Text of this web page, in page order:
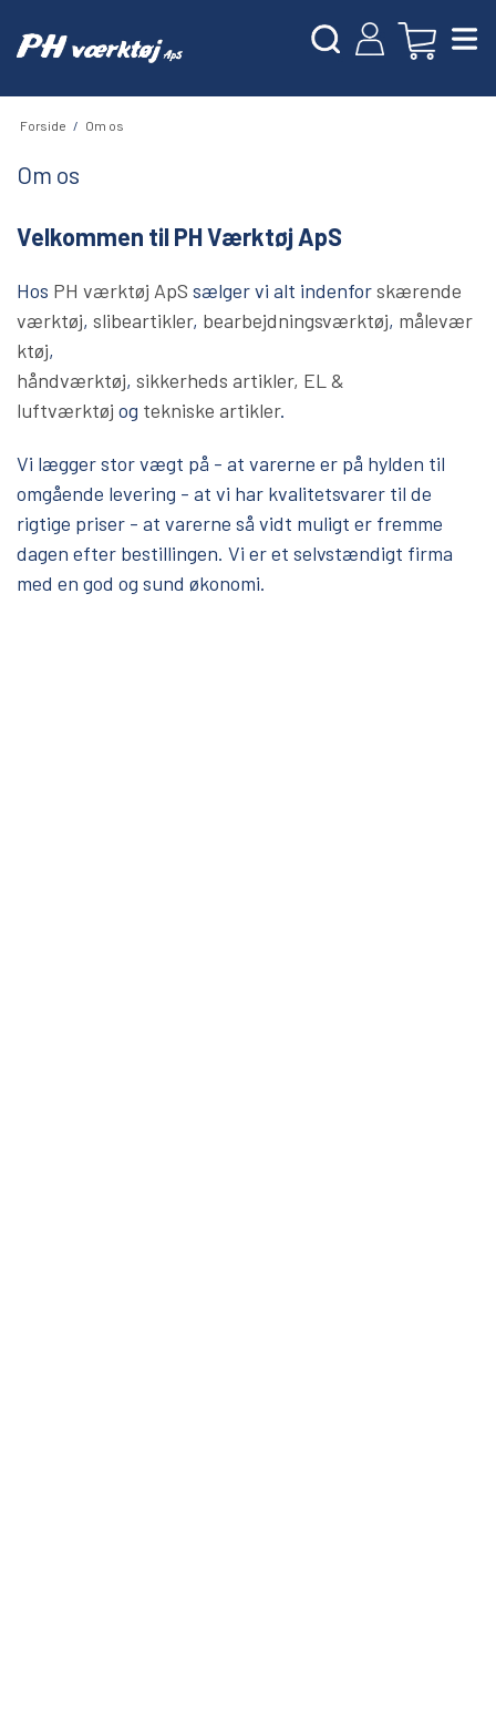
Forside / Om os
Om os
Velkommen til PH Værktøj ApS
Hos PH værktøj ApS sælger vi alt indenforskærende
værktøj, slibeartikler, bearbejdningsværktøj, målevær
ktøj,
håndværktøj, sikkerheds artikler, EL &
luftværktøj og tekniske artikler.
Vi lægger stor vægt på - at varerne er på hylden til
omgående levering - at vi har kvalitetsvarer til de
rigtige priser - at varerne så vidt muligt er fremme
dagen efter bestillingen. Vi er et selvstændigt firma
med en god og sund økonomi.